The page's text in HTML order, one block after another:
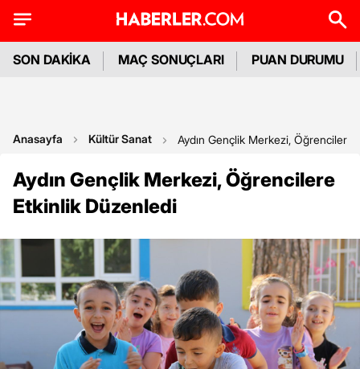
SON DAKİKA MAÇ SONUÇLARI PUAN DURUMU
Anasayfa Kültür Sanat Aydın Gençlik Merkezi, Öğrencilere
Aydın Gençlik Merkezi, Öğrencilere
Etkinlik Düzenledi